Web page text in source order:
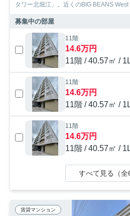
タワー北堀江」。近くの
募集中の部屋
11階
14.6万円
11階 / 40.57㎡ /
11階
14.6万円
11階 / 40.57㎡ /
11階
14.6万円
11階 / 40.57㎡ /
すべて見る（全
賃貸マンション